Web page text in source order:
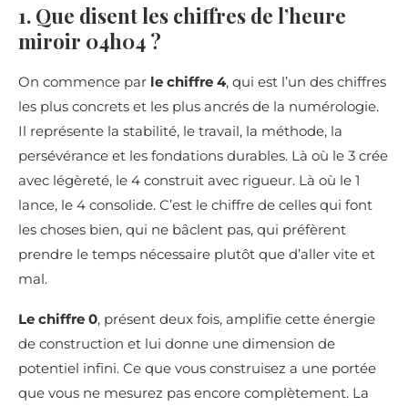
1. Que disent les chiffres de l’heure
miroir 04h04 ?
On commence par le chiffre 4, qui est l’un des chiffres
les plus concrets et les plus ancrés de la numérologie.
Il représente la stabilité, le travail, la méthode, la
persévérance et les fondations durables. Là où le 3 crée
avec légèreté, le 4 construit avec rigueur. Là où le 1
lance, le 4 consolide. C’est le chiffre de celles qui font
les choses bien, qui ne bâclent pas, qui préfèrent
prendre le temps nécessaire plutôt que d’aller vite et
mal.
Le chiffre 0, présent deux fois, amplifie cette énergie
de construction et lui donne une dimension de
potentiel infini. Ce que vous construisez a une portée
que vous ne mesurez pas encore complètement. La